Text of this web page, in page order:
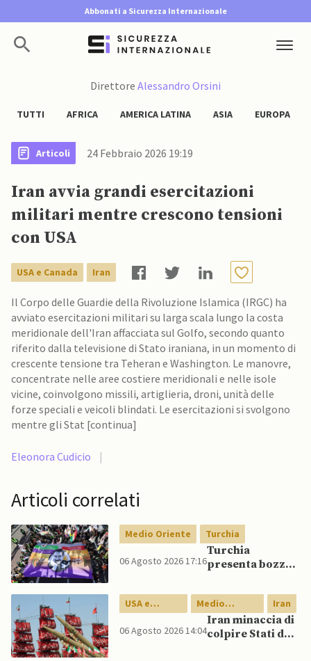
Abbonati a Sicurezza Internazionale
Direttore Alessandro Orsini
TUTTI AFRICA AMERICA LATINA ASIA EUROPA
Articoli 24 Febbraio 2026 19:19
Iran avvia grandi esercitazioni
militari mentre crescono tensioni
con USA
USA e Canada Iran
Il Corpo delle Guardie della Rivoluzione Islamica (IRGC) ha
avviato esercitazioni militari su larga scala lungo la costa
meridionale dell'Iran affacciata sul Golfo, secondo quanto
riferito dalla televisione di Stato iraniana, in un momento di
crescente tensione tra Teheran e Washington. Le manovre,
concentrate nelle aree costiere meridionali e nelle isole
vicine, coinvolgono missili, artiglieria, droni, unità delle
forze speciali e veicoli blindati. Le esercitazioni si svolgono
mentre gli Stat [continua]
Eleonora Cudicio |
Articoli correlati
Medio Oriente Turchia
06 Agosto 2026 17:16
Turchia
presenta bozza
integrazione
milizie curde del
PKK
USA e
Canada
Medio
Oriente
Iran
06 Agosto 2026 14:04
Iran minaccia di
colpire Stati del